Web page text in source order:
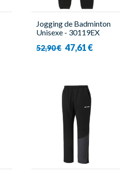
Jogging de Badminton
Unisexe - 30119EX
52,90 € 47,61 €